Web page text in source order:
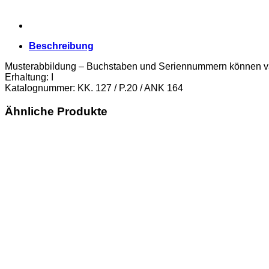
Erh.
Menge
Beschreibung
Musterabbildung – Buchstaben und Seriennummern können
Erhaltung: I
Katalognummer: KK. 127 / P.20 / ANK 164
Ähnliche Produkte